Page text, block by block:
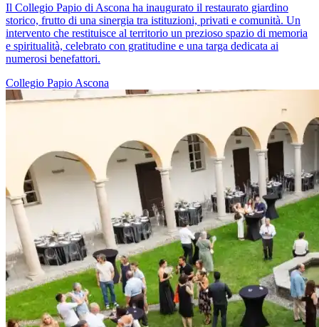
Il Collegio Papio di Ascona ha inaugurato il restaurato giardino
storico, frutto di una sinergia tra istituzioni, privati e comunità. Un
intervento che restituisce al territorio un prezioso spazio di memoria
e spiritualità, celebrato con gratitudine e una targa dedicata ai
numerosi benefattori.
Collegio Papio Ascona